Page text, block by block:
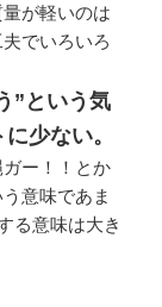
が軽いのは
でいろいろ
”という気
少ない。
ー！！とか
意味であま
る意味は大き